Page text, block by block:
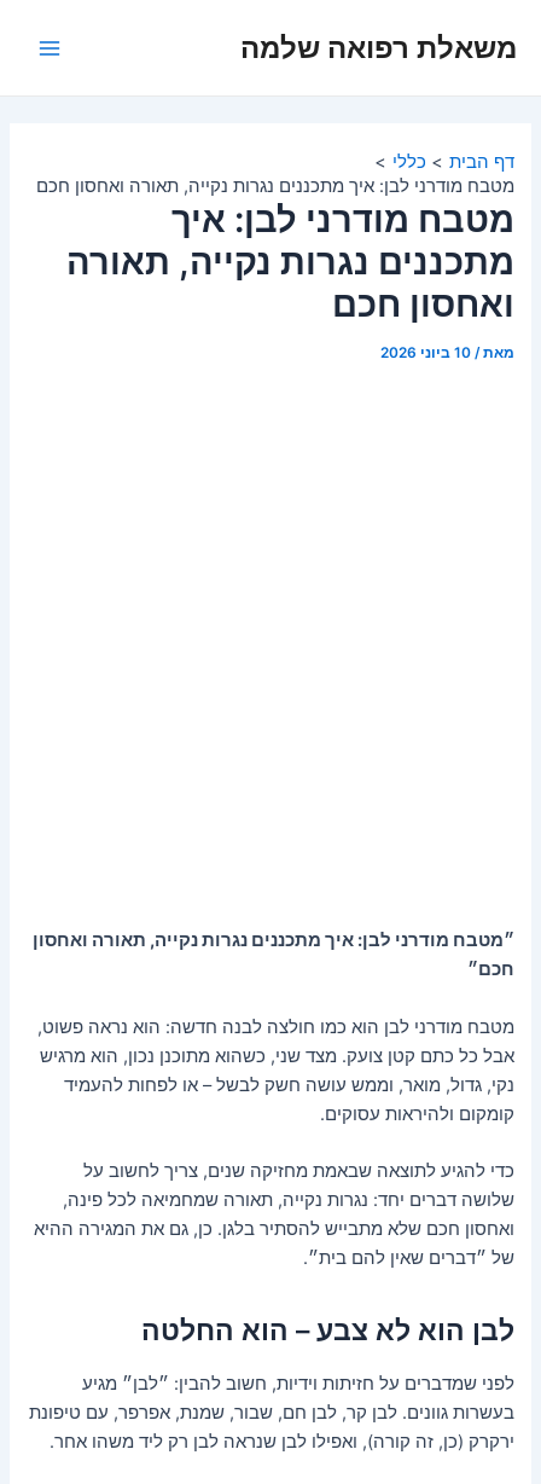
לתוכןמשאלת רפואה שלמה
דף הבית
כללי
מטבח מודרני לבן: איך מתכננים נגרות נקייה, תאורה ואחסון חכם
מטבח מודרני לבן: איך
מתכננים נגרות נקייה, תאורה
ואחסון חכם
מאת/10 ביוני 2026
״מטבח מודרני לבן: איך מתכננים נגרות נקייה, תאורה ואחסון
חכם״
מטבח מודרני לבן הוא כמו חולצה לבנה חדשה: הוא נראה פשוט,
אבל כל כתם קטן צועק. מצד שני, כשהוא מתוכנן נכון, הוא מרגיש
נקי, גדול, מואר, וממש עושה חשק לבשל – או לפחות להעמיד
קומקום ולהיראות עסוקים.
כדי להגיע לתוצאה שבאמת מחזיקה שנים, צריך לחשוב על
שלושה דברים יחד: נגרות נקייה, תאורה שמחמיאה לכל פינה,
ואחסון חכם שלא מתבייש להסתיר בלגן. כן, גם את המגירה ההיא
של ״דברים שאין להם בית״.
לבן הוא לא צבע – הוא החלטה
לפני שמדברים על חזיתות וידיות, חשוב להבין: ״לבן״ מגיע
בעשרות גוונים. לבן קר, לבן חם, שבור, שמנת, אפרפר, עם טיפונת
ירקרק (כן, זה קורה), ואפילו לבן שנראה לבן רק ליד משהו אחר.